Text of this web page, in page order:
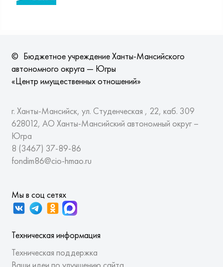
© Бюджетное учреждение Ханты-Мансийского
автономного округа — Югры
«Центр имущественных отношений»
г. Ханты-Мансийск, ул. Студенческая , 22, каб. 309
628012, АО Ханты-Мансийский автономный округ –
Югра
8 (3467) 37-89-86
fondim86@cio-hmao.ru
Мы в соц сетях
Техническая информация
Техническая поддержка